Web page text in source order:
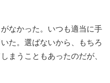
なかった。いつも適当に手
た。選ばないから、もちろ
まうこともあったのだが、